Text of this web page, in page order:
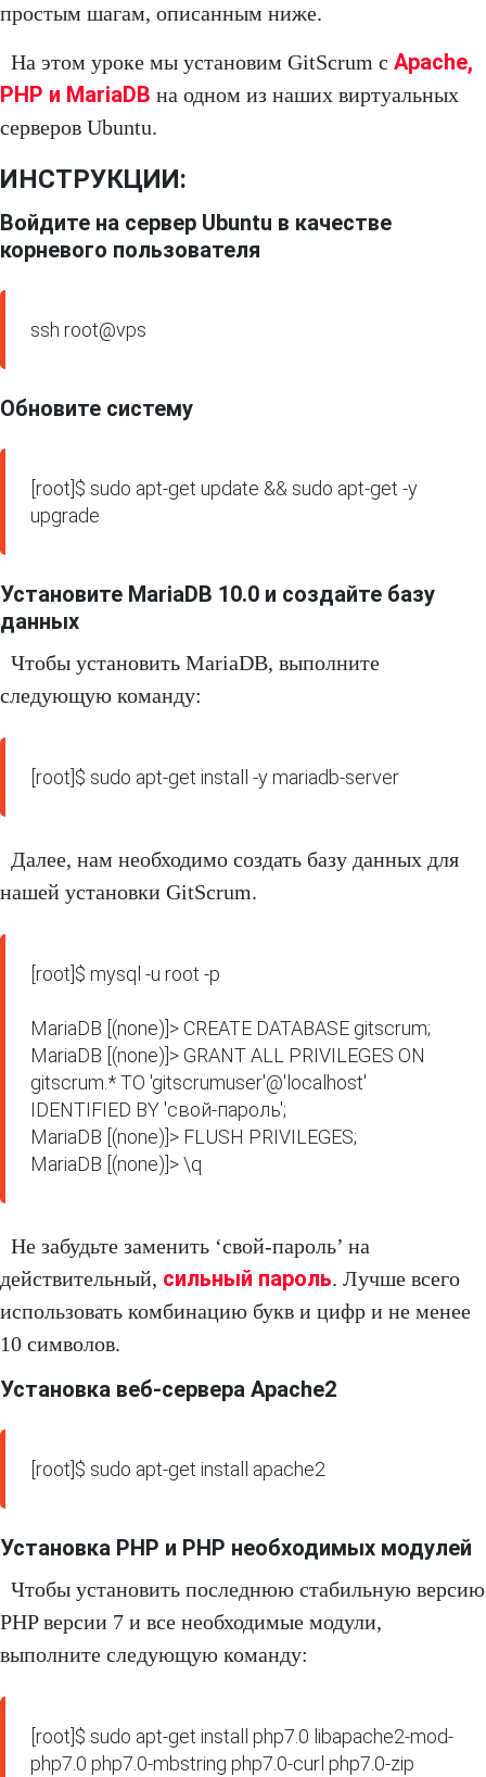
простым шагам, описанным ниже.
На этом уроке мы установим GitScrum с Apache,
PHP и MariaDB на одном из наших виртуальных
серверов Ubuntu.
ИНСТРУКЦИИ:
Войдите на сервер Ubuntu в качестве
корневого пользователя
ssh root@vps
Обновите систему
[root]$ sudo apt-get update && sudo apt-get -y
upgrade
Установите MariaDB 10.0 и создайте базу
данных
Чтобы установить MariaDB, выполните
следующую команду:
[root]$ sudo apt-get install -y mariadb-server
Далее, нам необходимо создать базу данных для
нашей установки GitScrum.
[root]$ mysql -u root -p
MariaDB [(none)]> CREATE DATABASE gitscrum;
MariaDB [(none)]> GRANT ALL PRIVILEGES ON
gitscrum.* TO 'gitscrumuser'@'localhost'
IDENTIFIED BY 'свой-пароль';
MariaDB [(none)]> FLUSH PRIVILEGES;
MariaDB [(none)]> \q
Не забудьте заменить ‘свой-пароль’ на
действительный, сильный пароль. Лучше всего
использовать комбинацию букв и цифр и не менее
10 символов.
Установка веб-сервера Apache2
[root]$ sudo apt-get install apache2
Установка PHP и PHP необходимых модулей
Чтобы установить последнюю стабильную версию
PHP версии 7 и все необходимые модули,
выполните следующую команду:
[root]$ sudo apt-get install php7.0 libapache2-mod-
php7.0 php7.0-mbstring php7.0-curl php7.0-zip